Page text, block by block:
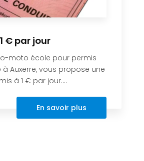
€ par jour
moto école pour permis
Auxerre, vous propose une
à 1 € par jour....
En savoir plus